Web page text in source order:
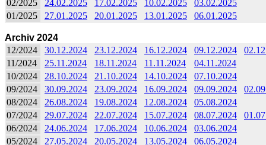
02/2025
24.02.2025 17.02.2025 10.02.2025
03.02.2025
01/2025
27.01.2025 20.01.2025 13.01.2025 06.01.2025
Archiv 2024
12/2024
30.12.2024 23.12.2024 16.12.2024 09.12.2024
11/2024
25.11.2024 18.11.2024 11.11.2024
04.11.2024
10/2024
28.10.2024 21.10.2024 14.10.2024
07.10.2024
09/2024
30.09.2024 23.09.2024 16.09.2024 09.09.2024
08/2024
26.08.2024 19.08.2024 12.08.2024
05.08.2024
07/2024
29.07.2024 22.07.2024 15.07.2024 08.07.2024
06/2024
24.06.2024 17.06.2024 10.06.2024
03.06.2024
05/2024
27.05.2024 20.05.2024 13.05.2024
06.05.2024